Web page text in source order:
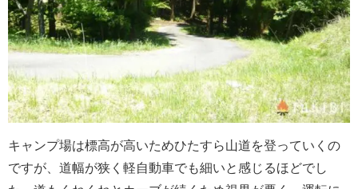
キャンプ場は標高が高いためひたすら山道を登っていくの
ですが、道幅が狭く軽自動車でも細いと感じるほどでし